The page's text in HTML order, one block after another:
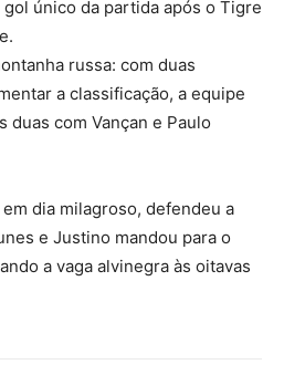
único da partida após o Tigre
russa: com duas
a classificação, a equipe
duas com Vançan e Paulo
dia milagroso, defendeu a
e Justino mandou para o
a vaga alvinegra às oitavas